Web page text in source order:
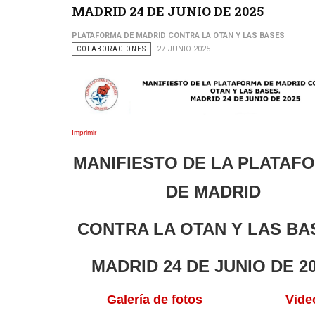
MADRID 24 DE JUNIO DE 2025
PLATAFORMA DE MADRID CONTRA LA OTAN Y LAS BASES
COLABORACIONES
27 JUNIO 2025
Imprimir
MANIFIESTO DE LA
DE MADRID
CONTRA LA OTAN Y LAS
MADRID 24 DE JUNIO DE
Galería de fotos